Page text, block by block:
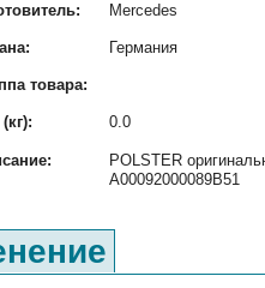
Mercedes
Германия
товара:
0.0
POLSTER
A00092000089B51